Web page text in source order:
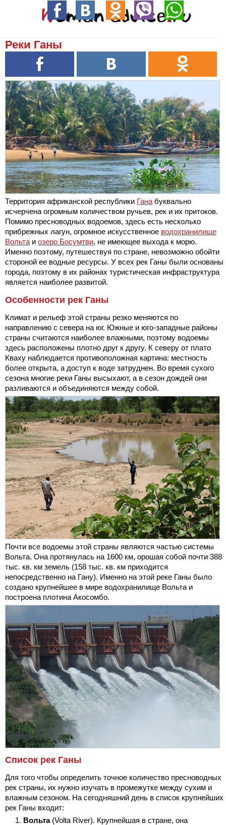
Реки Ганы
Территория африканской республики Гана буквально
исчерчена огромным количеством ручьев, рек и их притоков.
Помимо пресноводных водоемов, здесь есть несколько
прибрежных лагун, огромное искусственное водохранилище
Вольта и озеро Босумтви, не имеющее выхода к морю.
Именно поэтому, путешествуя по стране, невозможно обойти
стороной ее водные ресурсы. У всех рек Ганы были основаны
города, поэтому в их районах туристическая инфраструктура
является наиболее развитой.
Особенности рек Ганы
Климат и рельеф этой страны резко меняются по
направлению с севера на юг. Южные и юго-западные районы
страны считаются наиболее влажными, поэтому водоемы
здесь расположены плотно друг к другу. К северу от плато
Кваху наблюдается противоположная картина: местность
более открыта, а доступ к воде затруднен. Во время сухого
сезона многие реки Ганы высыхают, а в сезон дождей они
разливаются и объединяются между собой.
Почти все водоемы этой страны являются частью системы
Вольта. Она протянулась на 1600 км, орошая собой почти 388
тыс. кв. км земель (158 тыс. кв. км приходится
непосредственно на Гану). Именно на этой реке Ганы было
создано крупнейшее в мире водохранилище Вольта и
построена плотина Акосомбо.
Список рек Ганы
Для того чтобы определить точное количество пресноводных
рек страны, их нужно изучать в промежутке между сухим и
влажным сезоном. На сегодняшний день в список крупнейших
рек Ганы входит:
Вольта (Volta River). Крупнейшая в стране, она